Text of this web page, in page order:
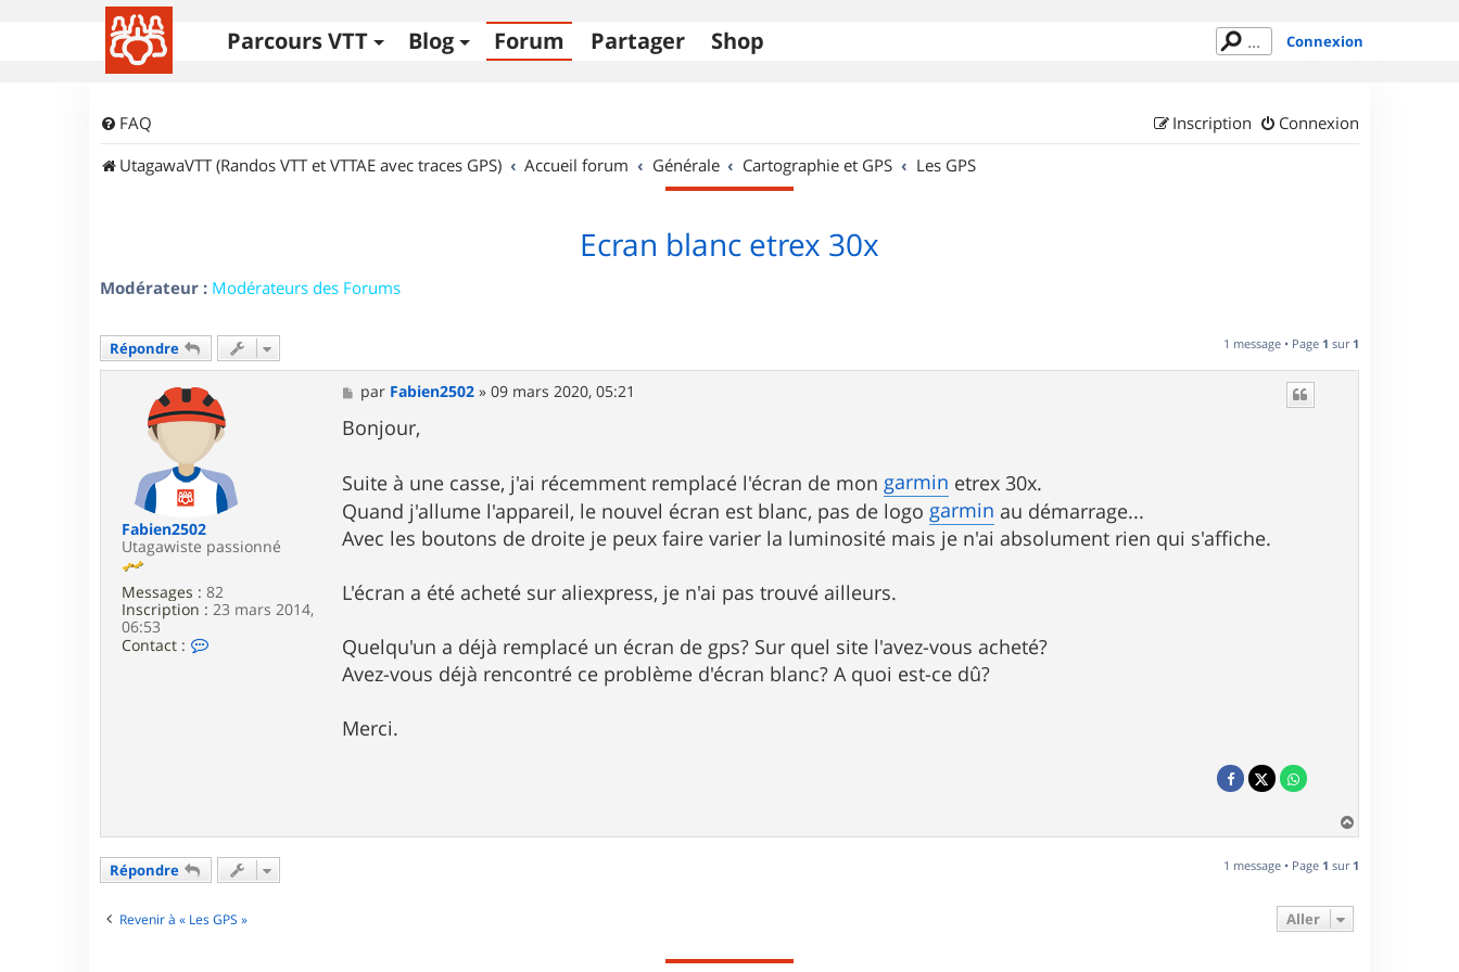
Parcours VTT Blog Forum Partager Shop Connexion
FAQ Connexion
Inscription
UtagawaVTT (Randos VTT et VTTAE avec traces GPS)
Accueil forum Générale Cartographie et GPS Les GPS
Ecran blanc etrex 30x
Modérateur : Modérateurs des Forums
Répondre 1 message • Page 1 sur 1
Fabien2502
Utagawiste passionné
Messages : 82
Inscription : 23 mars 2014,
06:53
Contact :
b
n
5
M
e
s
s
g
e
par Fabien2502 »09 mars 2020, 05:21
Bonjour,
Suite à une casse, j'ai récemment remplacé l'écran de mongarmin etrex 30x.
Quand j'allume l'appareil, le nouvel écran est blanc, pas de logogarmin au démarrage...
Avec les boutons de droite je peux faire varier la luminosité mais je n'ai absolument rien qui s'affiche.
L'écran a été acheté sur aliexpress, je n'ai pas trouvé ailleurs.
Quelqu'un a déjà remplacé un écran de gps? Sur quel site l'avez-vous acheté?
Avez-vous déjà rencontré ce problème d'écran blanc? A quoi est-ce dû?
Merci.
a
t
Répondre 1 message • Page 1 sur 1
Revenir à « Les GPS » Aller